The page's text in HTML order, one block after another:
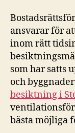
ansvarar för
inom rätt
som har satts
och
besiktning i
bästa möjliga